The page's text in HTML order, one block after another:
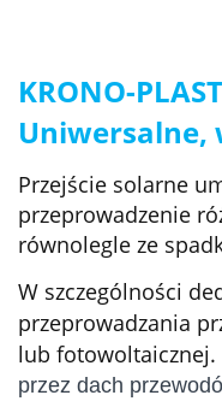
KRONO-
Uniwersalne,
Przejście solarne
przeprowadzenie
równolegle ze
W szczególności
przeprowadzania
lub fotowoltaicznej.
przez dach